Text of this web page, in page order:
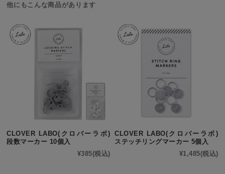
他にもこんな商品があります
CLOVER LABO(クロバーラボ)
段数マーカー 10個入
¥385(税込)
CLOVER LABO(クロバーラボ)
ステッチリングマーカー 5個入
¥1,485(税込)